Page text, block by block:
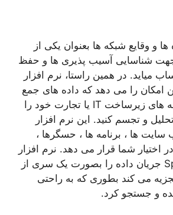
ها و وقایع شبکه ها بعنوان یکی از
شناسایی آسیب پذیری ها و حفظ
میاید. در همین راستا، نرم افزار
امکان را می دهد که داده های جمع
آوری شده از مؤلفه های زیرساخت IT یا تجارت خود را
و تجسم کنید. این نرم افزار
سایت ها ، برنامه ها ، حسگرها ،
اختیار شما قرار می دهد. نرم افزار
Splunk Enterprise جریان داده را بصورت یک سری از
می کند بطوری که به راحتی
و جستجو کرد.